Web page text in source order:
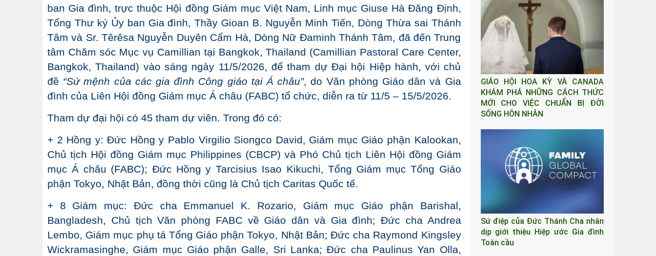
ban Gia đình, trực thuộc Hội đồng Giám mục Việt Nam, Linh mục Giuse Hà Đăng Định,
Tổng Thư ký Ủy ban Gia đình, Thầy Gioan B. Nguyễn Minh Tiến, Dòng Thừa sai Thánh
Tâm và Sr. Têrêsa Nguyễn Duyên Cẩm Hà, Dòng Nữ Đaminh Thánh Tâm, đã đến Trung
tâm Chăm sóc Mục vụ Camillian tại Bangkok, Thailand (Camillian Pastoral Care Center,
Bangkok, Thailand) vào sáng ngày 11/5/2026, để tham dự Đại hội Hiệp hành, với chủ
đề “Sứ mệnh của các gia đình Công giáo tại Á châu”, do Văn phòng Giáo dân và Gia
đình của Liên Hội đồng Giám mục Á châu (FABC) tổ chức, diễn ra từ 11/5 – 15/5/2026.
Tham dự đại hội có 45 tham dự viên. Trong đó có:
+ 2 Hồng y: Đức Hồng y Pablo Virgilio Siongco David, Giám mục Giáo phận Kalookan,
Chủ tịch Hội đồng Giám mục Philippines (CBCP) và Phó Chủ tịch Liên Hội đồng Giám
mục Á châu (FABC); Đức Hồng y Tarcisius Isao Kikuchi, Tổng Giám mục Tổng Giáo
phận Tokyo, Nhật Bản, đồng thời cũng là Chủ tịch Caritas Quốc tế.
+ 8 Giám mục: Đức cha Emmanuel K. Rozario, Giám mục Giáo phận Barishal,
Bangladesh, Chủ tịch Văn phòng FABC về Giáo dân và Gia đình; Đức cha Andrea
Lembo, Giám mục phụ tá Tổng Giáo phận Tokyo, Nhật Bản; Đức cha Raymond Kingsley
Wickramasinghe, Giám mục Giáo phận Galle, Sri Lanka; Đức cha Paulinus Yan Olla,
GIÁO HỘI HOA KỲ VÀ CANADA
KHÁM PHÁ NHỮNG CÁCH THỨC
MỚI CHO VIỆC CHUẨN BỊ ĐỜI
SỐNG HÔN NHÂN
Sứ điệp của Đức Thánh Cha nhân
dịp giới thiệu Hiệp ước Gia đình
Toàn cầu